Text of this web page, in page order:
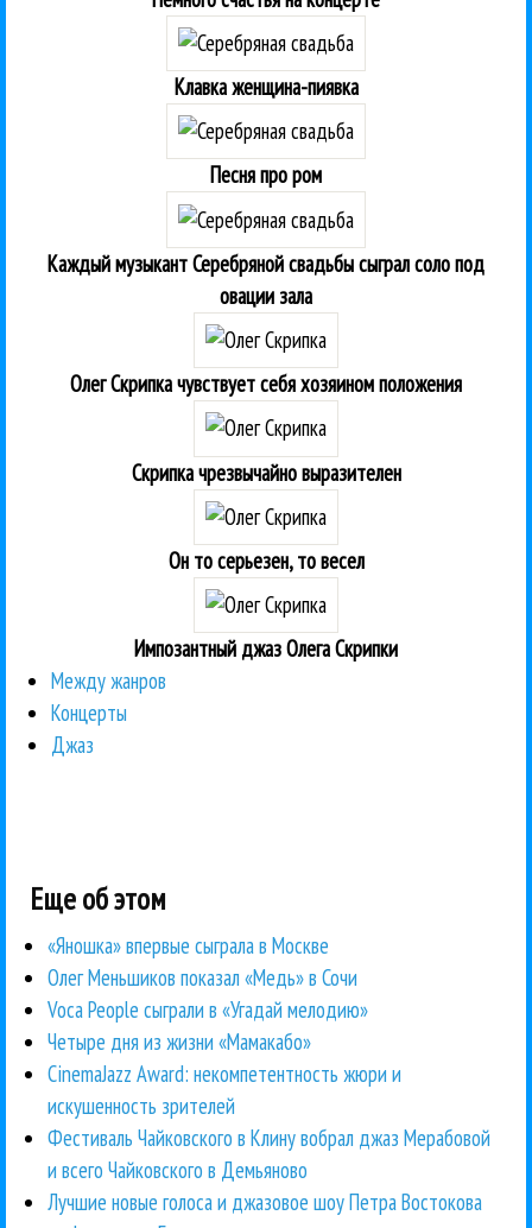
Клавка женщина-пиявка
Песня про ром
Каждый музыкант Серебряной свадьбы сыграл соло под
овации зала
Олег Скрипка чувствует себя хозяином положения
Скрипка чрезвычайно выразителен
Он то серьезен, то весел
Импозантный джаз Олега Скрипки
Между жанров
Концерты
Джаз
Еще об этом
«Яношка» впервые сыграла в Москве
Олег Меньшиков показал «Медь» в Сочи
Voca People сыграли в «Угадай мелодию»
Четыре дня из жизни «Мамакабо»
CinemaJazz Award: некомпетентность жюри и
искушенность зрителей
Фестиваль Чайковского в Клину вобрал джаз Мерабовой
и всего Чайковского в Демьяново
Лучшие новые голоса и джазовое шоу Петра Востокова